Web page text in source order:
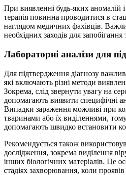
При виявленні будь-яких аномалій
терапія повинна проводитися в
наглядом медичних фахівців.
необхідних заходів для
Лабораторні аналізи для
Для підтвердження діагнозу
які включають різні методи
Зокрема, слід звернути увагу на
допомагають виявити специфічні
Випадки зараження можливі при
тваринами або їх виділеннями, тому
допомагають швидко встановити
Рекомендується також
дослідження, зокрема виділення
інших біологічних матеріалів. Це
стадіях захворювання, коли